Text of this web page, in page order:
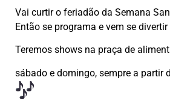
Vai curtir o feriadão da Semana
Então se programa e vem se
Teremos shows na praça de
sábado e domingo, sempre a partir